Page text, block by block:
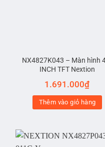
NX4827K043 – Màn hình
INCH TFT Nextion
1.691.000₫
Thêm vào giỏ hàng